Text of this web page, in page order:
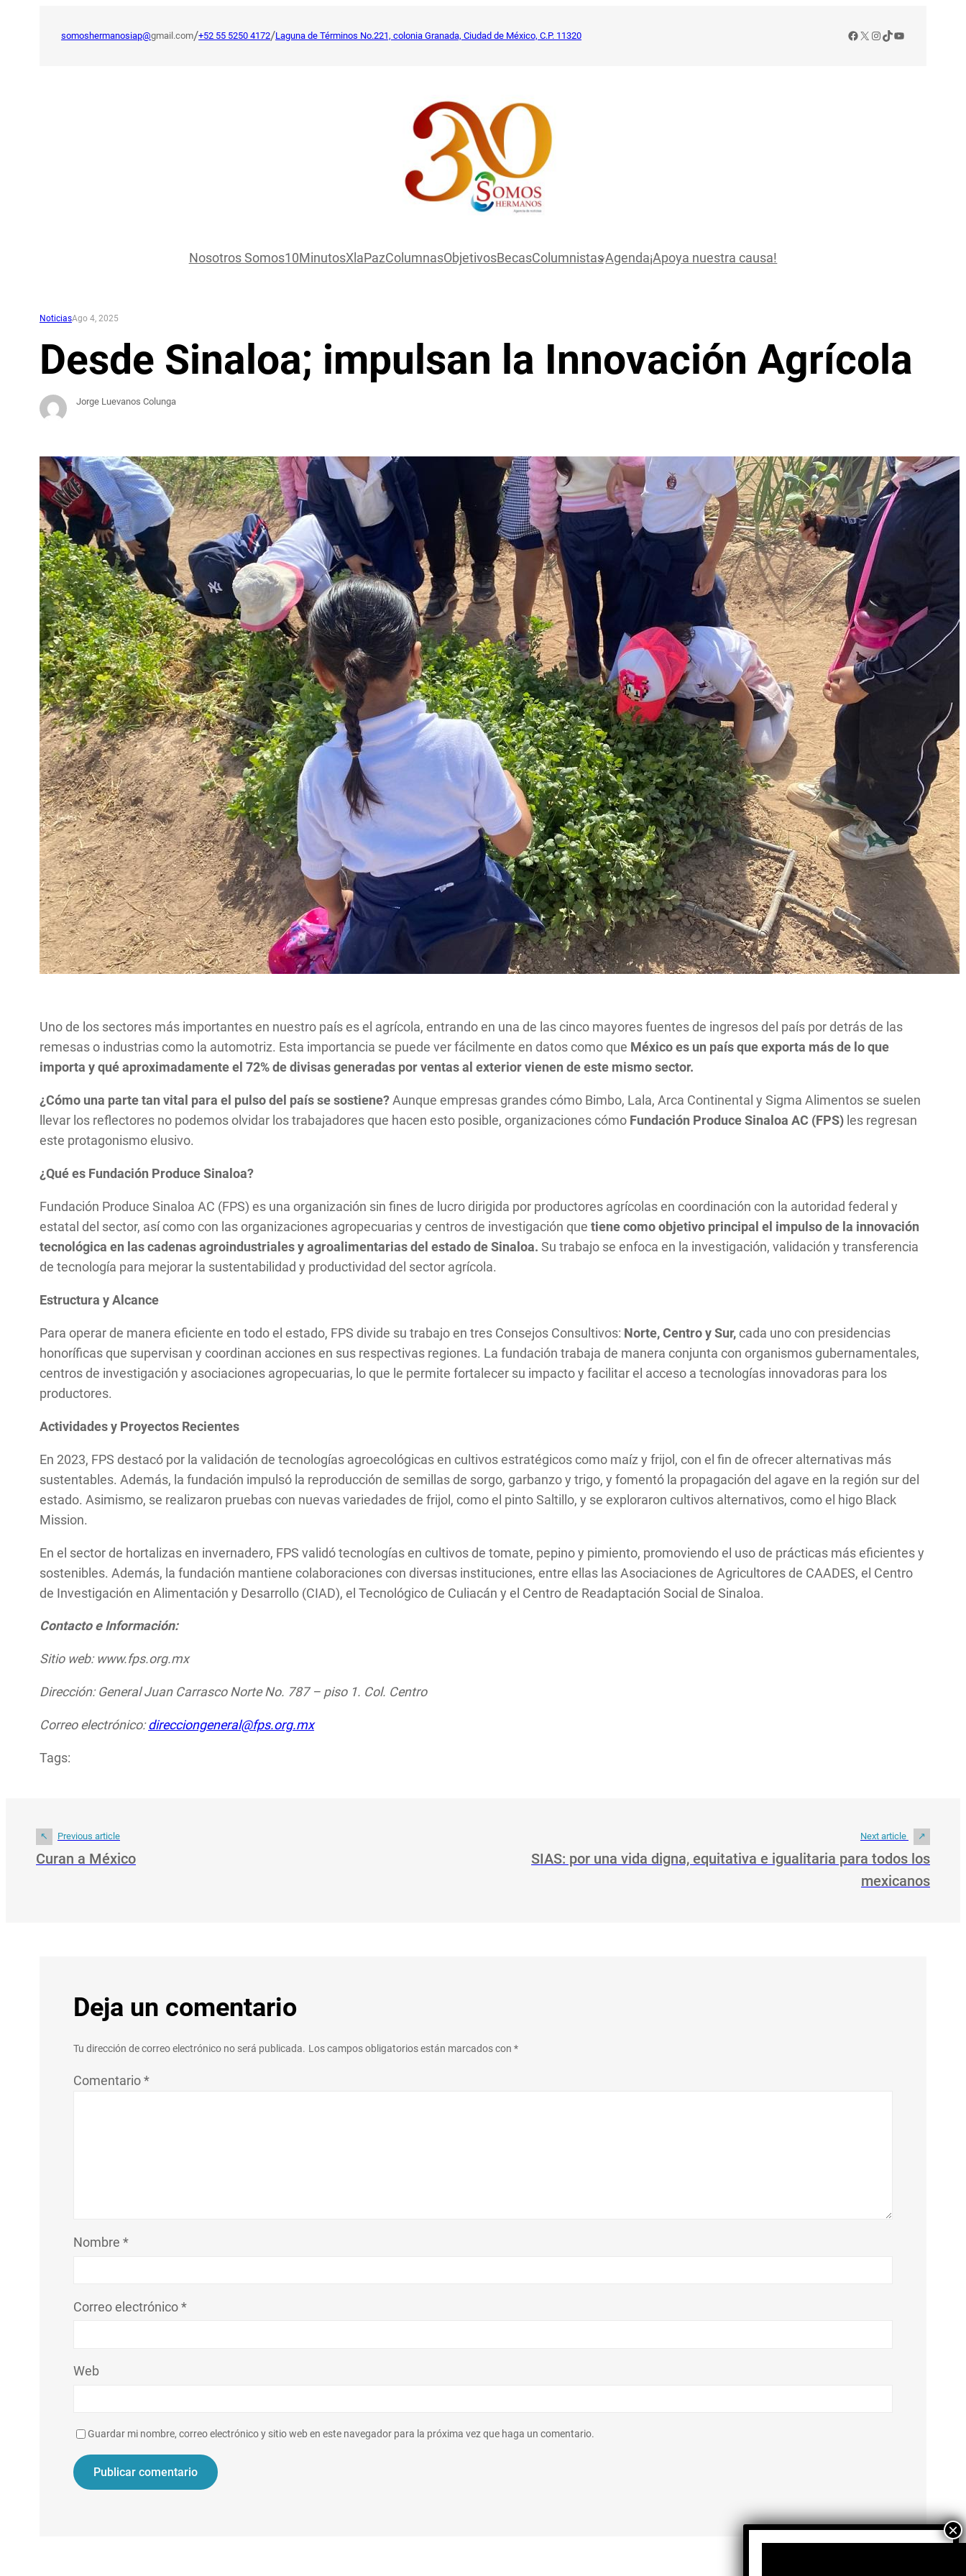
somoshermanosiap@gmail.com/+52 55 5250 4172/Laguna de Términos No.221, colonia Granada, Ciudad de México, C.P. 11320 Facebook
X Instagram
TikTok
YouTube
Nosotros Somos10MinutosXlaPazColumnasObjetivosBecasColumnistasAgenda¡Apoya nuestra causa!
NoticiasAgo 4, 2025
Desde Sinaloa; impulsan la Innovación Agrícola
Jorge Luevanos Colunga
Uno de los sectores más importantes en nuestro país es el agrícola, entrando en una de las cinco mayores fuentes de ingresos del país por detrás de las
remesas o industrias como la automotriz. Esta importancia se puede ver fácilmente en datos como que México es un país que exporta más de lo que
importa y qué aproximadamente el 72% de divisas generadas por ventas al exterior vienen de este mismo sector.
¿Cómo una parte tan vital para el pulso del país se sostiene?Aunque empresas grandes cómo Bimbo, Lala, Arca Continental y Sigma Alimentos se suelen
llevar los reflectores no podemos olvidar los trabajadores que hacen esto posible, organizaciones cómo Fundación Produce Sinaloa AC (FPS) les regresan
este protagonismo elusivo.
¿Qué es Fundación Produce Sinaloa?
Fundación Produce Sinaloa AC (FPS) es una organización sin fines de lucro dirigida por productores agrícolas en coordinación con la autoridad federal y
estatal del sector, así como con las organizaciones agropecuarias y centros de investigación quetiene como objetivo principal el impulso de la innovación
tecnológica en las cadenas agroindustriales y agroalimentarias del estado de Sinaloa.Su trabajo se enfoca en la investigación, validación y transferencia
de tecnología para mejorar la sustentabilidad y productividad del sector agrícola.
Estructura y Alcance
Para operar de manera eficiente en todo el estado, FPS divide su trabajo en tres Consejos Consultivos: Norte, Centro y Sur,cada uno con presidencias
honoríficas que supervisan y coordinan acciones en sus respectivas regiones. La fundación trabaja de manera conjunta con organismos gubernamentales,
centros de investigación y asociaciones agropecuarias, lo que le permite fortalecer su impacto y facilitar el acceso a tecnologías innovadoras para los
productores.
Actividades y Proyectos Recientes
En 2023, FPS destacó por la validación de tecnologías agroecológicas en cultivos estratégicos como maíz y frijol, con el fin de ofrecer alternativas más
sustentables. Además, la fundación impulsó la reproducción de semillas de sorgo, garbanzo y trigo, y fomentó la propagación del agave en la región sur del
estado. Asimismo, se realizaron pruebas con nuevas variedades de frijol, como el pinto Saltillo, y se exploraron cultivos alternativos, como el higo Black
Mission.
En el sector de hortalizas en invernadero, FPS validó tecnologías en cultivos de tomate, pepino y pimiento, promoviendo el uso de prácticas más eficientes y
sostenibles. Además, la fundación mantiene colaboraciones con diversas instituciones, entre ellas las Asociaciones de Agricultores de CAADES, el Centro
de Investigación en Alimentación y Desarrollo (CIAD), el Tecnológico de Culiacán y el Centro de Readaptación Social de Sinaloa.
Contacto e Información:
Sitio web: www.fps.org.mx
Dirección: General Juan Carrasco Norte No. 787 – piso 1. Col. Centro
Correo electrónico:direcciongeneral@fps.org.mx
Tags:
Previous article
Curan a México
Next article
SIAS: por una vida digna, equitativa e igualitaria para todos los
mexicanos
Deja un comentario
Tu dirección de correo electrónico no será publicada. Los campos obligatorios están marcados con*
Comentario*
Nombre*
Correo electrónico*
Web
Guardar mi nombre, correo electrónico y sitio web en este navegador para la próxima vez que haga un comentario.